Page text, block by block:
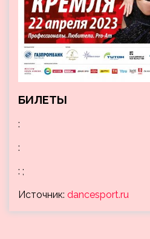
БИЛЕТЫ
:
:
: ;
Источник: dancesport.ru